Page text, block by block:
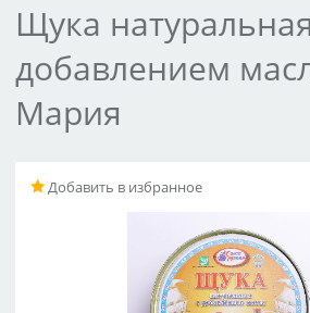
Щука
добавлением
Мария
Добавить в избранное